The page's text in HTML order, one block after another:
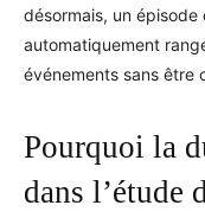
désormais, un épisode
automatiquement
événements sans être
Pourquoi la
dans l’étude